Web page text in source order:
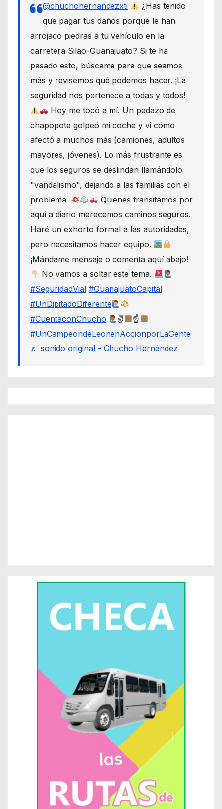
@chuchohernandezxti
¿Has tenido
que pagar tus daños porque le han
arrojado piedras a tu vehículo en la
carretera Silao-Guanajuato? Si te ha
pasado esto, búscame para que seamos
más y revisemos qué podemos hacer. ¡La
seguridad nos pertenece a todas y todos!
Hoy me tocó a mí. Un pedazo de
chapopote golpeó mi coche y vi cómo
afectó a muchos más (camiones, adultos
mayores, jóvenes). Lo más frustrante es
que los seguros se deslindan llamándolo
"vandalismo", dejando a las familias con el
problema.
Quienes transitamos por
aquí a diario merecemos caminos seguros.
Haré un exhorto formal a las autoridades,
pero necesitamos hacer equipo.
¡Mándame mensaje o comenta aquí abajo!
No vamos a soltar este tema.
#SeguridadVial #GuanajuatoCapital
#UnDipitadoDiferente
#CuentaconChucho
✌
☝
#UnCampeondeLeonenAccionporLaGente
♬ sonido original - Chucho Hernández